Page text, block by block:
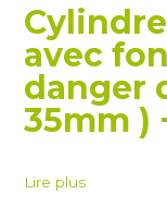
avec
danger
35mm )
Lire plus